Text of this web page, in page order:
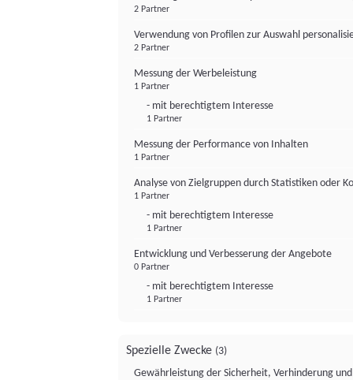
2 Partner
Verwendung von Profilen zur Auswahl
2 Partner
Messung der Werbeleistung
1 Partner
- mit berechtigtem Interesse
1 Partner
Messung der Performance von Inhalten
1 Partner
Analyse von Zielgruppen durch Statistiken oder
1 Partner
- mit berechtigtem Interesse
1 Partner
Entwicklung und Verbesserung der Angebote
0 Partner
- mit berechtigtem Interesse
1 Partner
Spezielle Zwecke (3)
Gewährleistung der Sicherheit, Verhinderung